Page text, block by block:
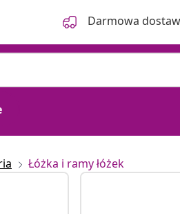
Łóżka i ramy łóżek